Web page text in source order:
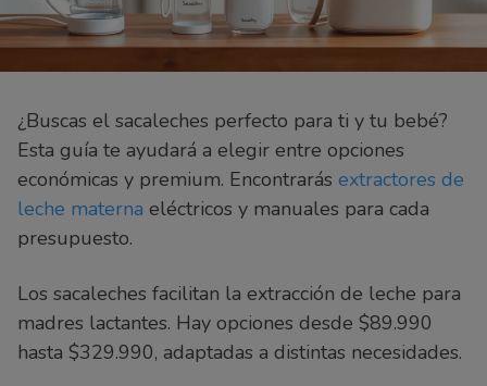
¿Buscas el sacaleches perfecto para ti y tu bebé?
Esta guía te ayudará a elegir entre opciones
económicas y premium. Encontrarás extractores de
leche materna eléctricos y manuales para cada
presupuesto.
Los sacaleches facilitan la extracción de leche para
madres lactantes. Hay opciones desde $89.990
hasta $329.990, adaptadas a distintas necesidades.